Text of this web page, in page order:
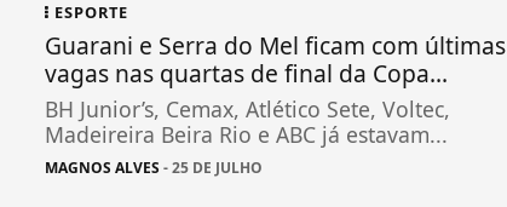
ESPORTE
Guarani e Serra do Mel ficam com últimas
vagas nas quartas de final da Copa...
BH Junior’s, Cemax, Atlético Sete, Voltec,
Madeireira Beira Rio e ABC já estavam...
MAGNOS ALVES - 25 DE JULHO